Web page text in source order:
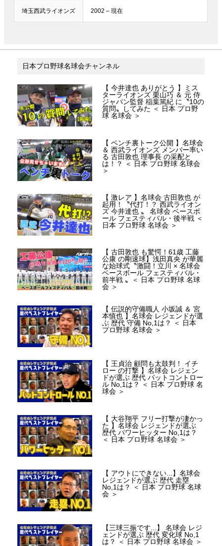
埼玉西武ライオンズ 2002 – 現在
日本プロ野球名球会チャンネル
【 今井達也 ありがとう 】ミス
ターライオンズ 栗山巧 ＆ 元 侍
ジャパン監督 稲葉篤紀 に〝10の
質問〟してみた ＜ 日本 プロ野
球 名球会 ＞
【 ベンチ裏トーク公開 】名球会
＆ 西武ライオンズ メンバー率い
る 古田敦也 理事長 の采配と
は！？ ＜ 日本 プロ野球 名球会
＞
【 激レア 】名球会 古田敦也 が
起用！〝代打！？ 西武ライオン
ズ 今井達也 〟 名球会 ベースボ
ール フェスティバル・後半戦 ＜
日本 プロ野球 名球会 ＞
【 古田敦也 も驚愕！61歳 工藤
公康 の剛速球】浅田真央 が華麗
な始球式〝激闘！立川 × 名球会
ベースボール フェスティバル・
前半戦 〟＜ 日本 プロ野球 名球
会 ＞
【 伝説的守備職人 小坂誠 ＆ 宮
本慎也 】名球会 レジェンドが選
ぶ 歴代 守備 No,1は？ ＜ 日本
プロ野球 名球会 ＞
【 王貞治 顧問も太鼓判！ イチ
ロー の打撃 】名球会 レジェン
ドが選ぶ 歴代 バットコントロー
ル No,1は？ ＜ 日本 プロ野球 名
球会 ＞
【 大谷翔平 フリー打撃が凄かっ
た 】名球会 レジェンドが選ぶ
歴代 パワーヒッター No,1は？
＜ 日本 プロ野球 名球会 ＞
【 アウトにできない...】名球会
レジェンドが選ぶ 歴代 走塁
No,1は？ ＜ 日本 プロ野球 名球
会 ＞
【三球三振です...】 名球会 レジ
ェンドが選ぶ 歴代 変化球 No,1
は？ ＜ 日本 プロ野球 名球会 ＞